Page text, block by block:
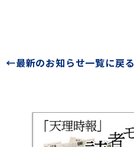
←最新のお知らせ一覧に戻る